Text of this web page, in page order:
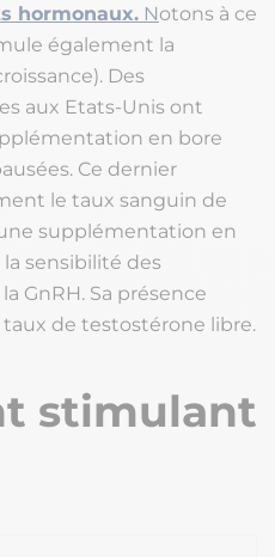
hormonaux. Notons à ce
également la
Des
aux Etats-Unis ont
en bore
Ce dernier
le taux sanguin de
supplémentation en
sensibilité des
GnRH. Sa présence
de testostérone libre.
stimulant